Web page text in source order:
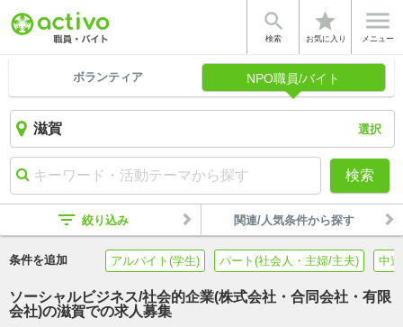

検索
star
お気に入り

メニュー
ボランティア NPO職員/バイト
選択
検索
filter_list 絞り込み 関連/人気条件から探す
条件を追加 アルバイト(学生) パート(社会人・主婦/主夫) 中
ソーシャルビジネス/社会的企業(株式会社・合同会社・有限
会社)の滋賀での求人募集